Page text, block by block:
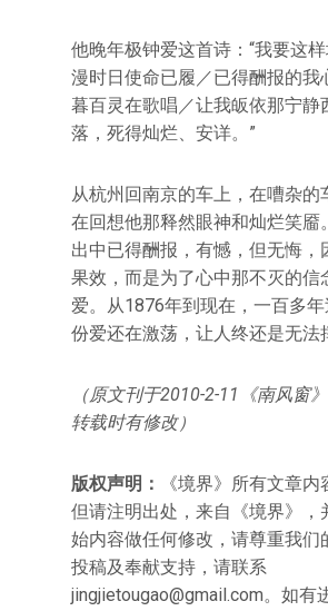
他晚年极钟爱这首诗：“我要这
漫时日使命已履／已得酬报的我
暮百灵在歌唱／让我皈依那宁静
落，死得灿烂、安详。”
从杭州回南京的车上，在嘈杂的
在回想他那释然眼神和灿烂笑靥
出中已得酬报，有憾，但无悔，
果效，而是为了心中那不灭的信
爱。从1876年到现在，一百多
份爱还在激荡，让人终还是无法
（原文刊于2010-2-11《南风窗
转载时有修改）
版权声明：
《境界》所有文章内
但请注明出处，来自《境界》，
始内容做任何修改，请尊重我们
投稿及奉献支持，请联系
jingjietougao@gmail.com。如有